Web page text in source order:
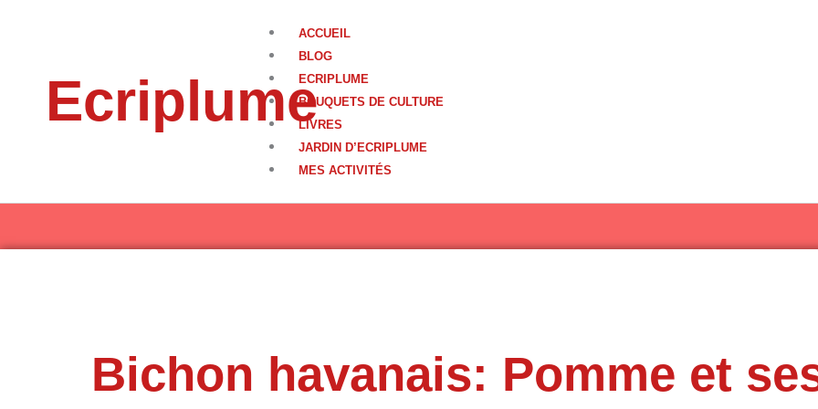
Ecriplume
ACCUEIL
BLOG
ECRIPLUME
BOUQUETS DE CULTURE
LIVRES
JARDIN D’ECRIPLUME
MES ACTIVITÉS
Bichon havanais: Pomme et